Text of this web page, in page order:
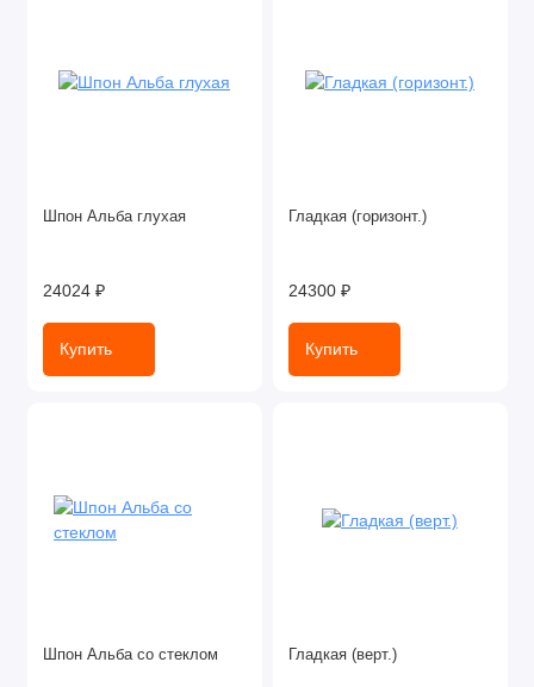
Шпон Альба глухая
24024 ₽
Купить
Гладкая (горизонт.)
24300 ₽
Купить
Шпон Альба со стеклом Гладкая (верт.)